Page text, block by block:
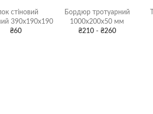
стіновий
390х190х190
₴60
Бордюр тротуарний
1000х200х50 мм
₴210 - ₴260